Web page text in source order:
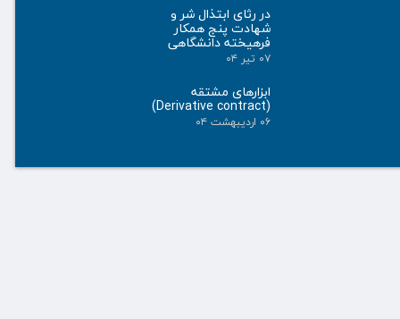
در رثای ابتذال شر و
شهادت پنج همکار
فرهیخته دانشگاهی
۰۷ تیر ۰۴
ابزارهای مشتقه
(Derivative contract)
۰۶ اردیبهشت ۰۴